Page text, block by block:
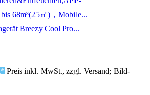
Breezy Cool Pro...
Preis inkl. MwSt., zzgl. Versand; Bild-